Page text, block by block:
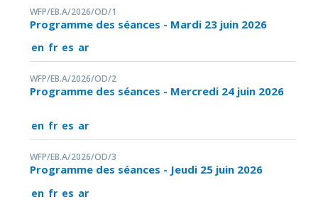
WFP/EB.A/2026/OD/1
Programme des séances - Mardi 23 juin 2026
en fr es ar
WFP/EB.A/2026/OD/2
Programme des séances - Mercredi 24 juin 2026
en fr es ar
WFP/EB.A/2026/OD/3
Programme des séances - Jeudi 25 juin 2026
en fr es ar